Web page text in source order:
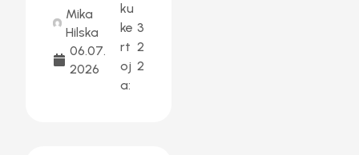
Mika
Hilska
06.07.
2026
ku
ke
rt
oj
a:
3
2
2